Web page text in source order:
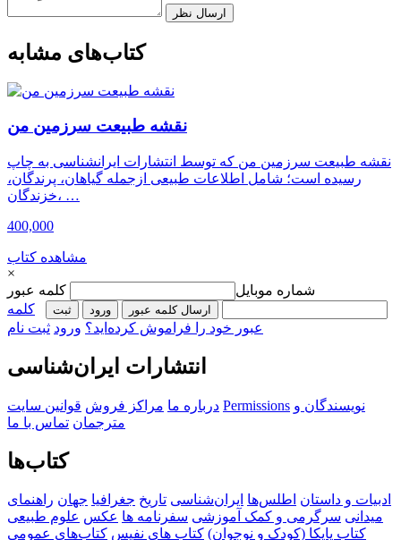
ارسال نظر
کتاب‌های مشابه
نقشه طبیعت سرزمین من
نقشه طبیعت سرزمین من که توسط انتشارات ایرانشناسی به چاپ
رسیده است؛ شامل اطلاعات طبیعی ازجمله گیاهان، پرندگان،
خزندگان، …
400,000
مشاهده کتاب
×
شماره موبایل
کلمه عبور
ارسال کلمه عبور ورود ثبت‌
کلمه
عبور خود را فراموش کرده‌اید؟ ورود ثبت نام
انتشارات ایران‌شناسی
درباره ما مراکز فروش قوانین سایت Permissions نویسندگان و
مترجمان تماس با ما
کتاب‌ها
ادبیات و داستان اطلس‌ها ایران‌شناسی تاریخ جغرافیا جهان راهنمای
میدانی سرگرمی و کمک آموزشی سفرنامه‌ ها عکس علوم طبیعی
کتاب‌ پایکا (کودک و نوجوان) کتاب های نفیس کتاب‌های عمومی